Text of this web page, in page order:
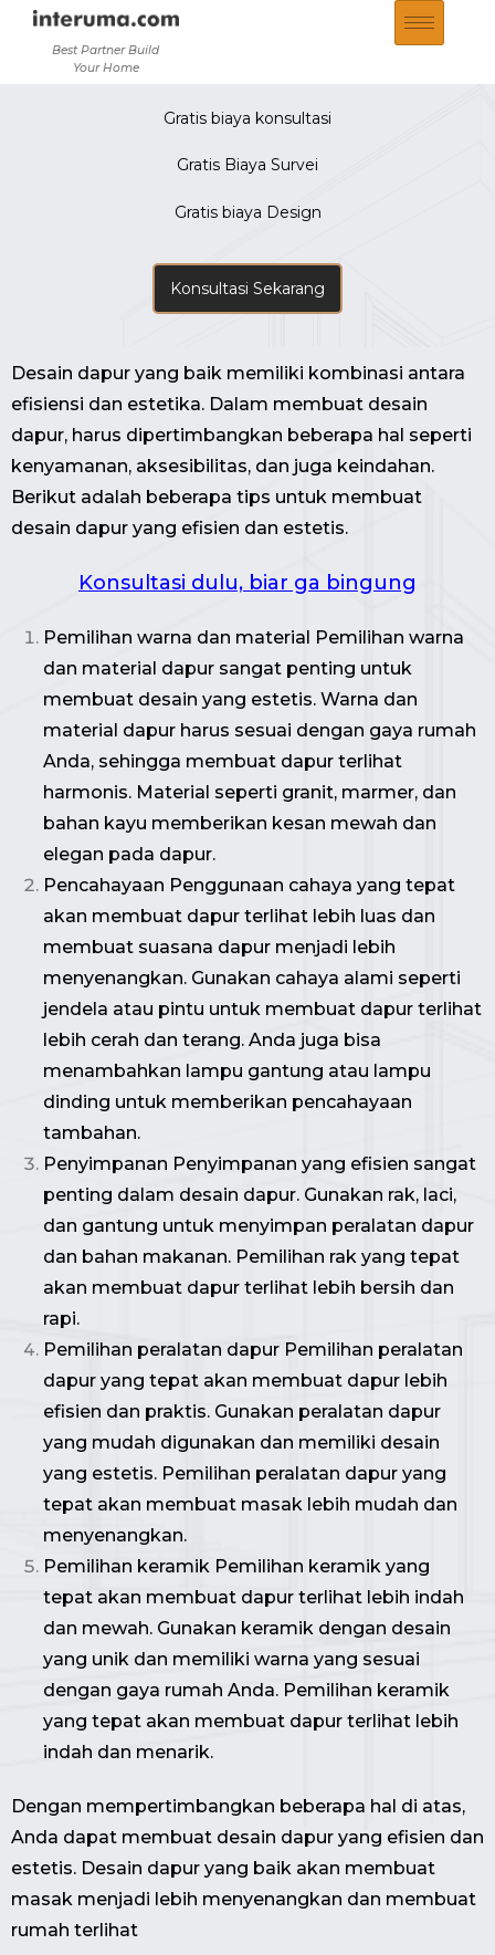
Best Partner Build
Your Home
Gratis biaya konsultasi
Gratis Biaya Survei
Gratis biaya Design
Konsultasi Sekarang
Desain dapur yang baik memiliki kombinasi antara
efisiensi dan estetika. Dalam membuat desain
dapur, harus dipertimbangkan beberapa hal seperti
kenyamanan, aksesibilitas, dan juga keindahan.
Berikut adalah beberapa tips untuk membuat
desain dapur yang efisien dan estetis.
Konsultasi dulu, biar ga bingung
Pemilihan warna dan material Pemilihan warna
dan material dapur sangat penting untuk
membuat desain yang estetis. Warna dan
material dapur harus sesuai dengan gaya rumah
Anda, sehingga membuat dapur terlihat
harmonis. Material seperti granit, marmer, dan
bahan kayu memberikan kesan mewah dan
elegan pada dapur.
Pencahayaan Penggunaan cahaya yang tepat
akan membuat dapur terlihat lebih luas dan
membuat suasana dapur menjadi lebih
menyenangkan. Gunakan cahaya alami seperti
jendela atau pintu untuk membuat dapur terlihat
lebih cerah dan terang. Anda juga bisa
menambahkan lampu gantung atau lampu
dinding untuk memberikan pencahayaan
tambahan.
Penyimpanan Penyimpanan yang efisien sangat
penting dalam desain dapur. Gunakan rak, laci,
dan gantung untuk menyimpan peralatan dapur
dan bahan makanan. Pemilihan rak yang tepat
akan membuat dapur terlihat lebih bersih dan
rapi.
Pemilihan peralatan dapur Pemilihan peralatan
dapur yang tepat akan membuat dapur lebih
efisien dan praktis. Gunakan peralatan dapur
yang mudah digunakan dan memiliki desain
yang estetis. Pemilihan peralatan dapur yang
tepat akan membuat masak lebih mudah dan
menyenangkan.
Pemilihan keramik Pemilihan keramik yang
tepat akan membuat dapur terlihat lebih indah
dan mewah. Gunakan keramik dengan desain
yang unik dan memiliki warna yang sesuai
dengan gaya rumah Anda. Pemilihan keramik
yang tepat akan membuat dapur terlihat lebih
indah dan menarik.
Dengan mempertimbangkan beberapa hal di atas,
Anda dapat membuat desain dapur yang efisien dan
estetis. Desain dapur yang baik akan membuat
masak menjadi lebih menyenangkan dan membuat
rumah terlihat